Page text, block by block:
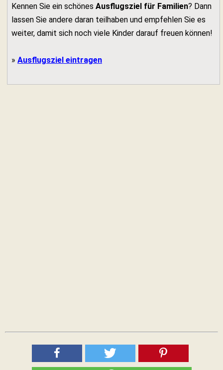
Kennen Sie ein schönes Ausflugsziel für Familien? Dann
lassen Sie andere daran teilhaben und empfehlen Sie es
weiter, damit sich noch viele Kinder darauf freuen können!
» Ausflugsziel eintragen